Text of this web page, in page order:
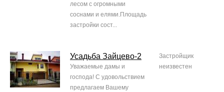
лесом с огромными
соснами и елями.Площадь
застройки сост...
Усадьба Зайцево-2
Уважаемые дамы и
господа! С удовольствием
предлагаем Вашему
Застройщик
неизвестен